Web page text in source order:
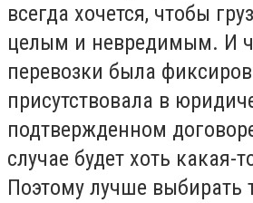
всегда хочется, чтобы
целым и невредимым. И
перевозки была
присутствовала в
подтвержденном
случае будет хоть какая-
Поэтому лучше выбирать